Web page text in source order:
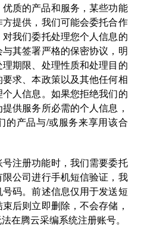
质的产品和服务，某些功能
提供，我们可能会委托合作
我们委托处理您个人信息的
其签署严格的保密协议，明
期限、处理性质和处理目的
求、本政策以及其他任何相
人信息。如果您拒绝我们的
供服务所必需的个人信息，
的产品与/或服务来享用该合
注册功能时，我们需要委托
公司进行手机短信验证，我
码。前述信息仅用于发送短
后则立即删除，不会存储，
在腾云采编系统注册账号。